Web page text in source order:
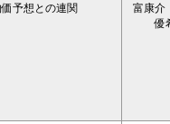
予想との連関
富康介
優